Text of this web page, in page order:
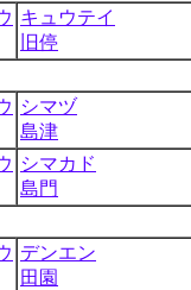
キュウテイ
旧停
シマヅ
島津
シマカド
島門
デンエン
田園